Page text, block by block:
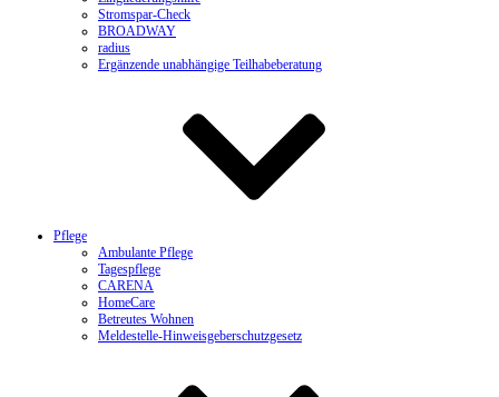
Stromspar-Check
BROADWAY
radius
Ergänzende unabhängige Teilhabeberatung
Pflege
Ambulante Pflege
Tagespflege
CARENA
HomeCare
Betreutes Wohnen
Meldestelle-Hinweisgeberschutzgesetz